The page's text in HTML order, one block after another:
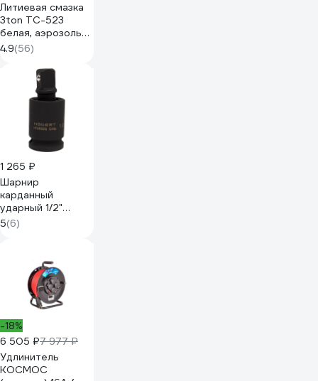
Литиевая смазка
3ton ТС-523
белая, аэрозоль
520г 40289
4.9(56)
1 265 ₽
Шарнир
карданный
ударный 1/2"
HOEGERT
TECHNIK HT4R328
5(6)
-18%
6 505 ₽7 977 ₽
Удлинитель
КОСМОС